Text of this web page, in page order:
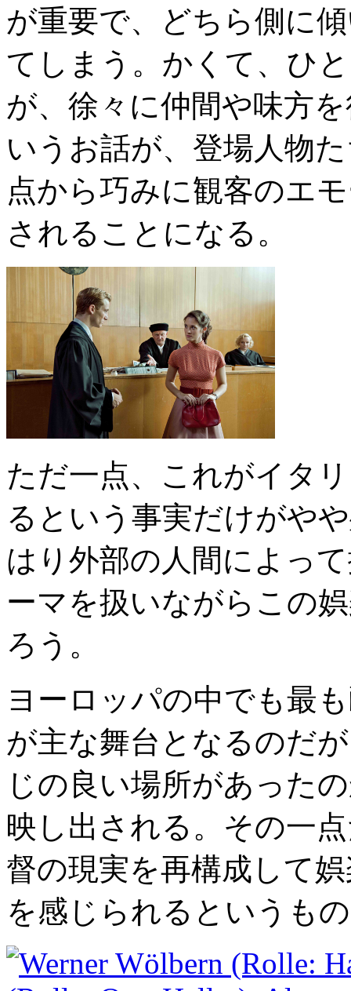
が重要で、どちら側に
てしまう。かくて、ひ
が、徐々に仲間や味方
いうお話が、登場人物
点から巧みに観客のエ
されることになる。
ただ一点、これがイタ
るという事実だけがや
はり外部の人間によっ
ーマを扱いながらこの
ろう。
ヨーロッパの中でも最
が主な舞台となるのだ
じの良い場所があった
映し出される。その一
督の現実を再構成して
を感じられるというも